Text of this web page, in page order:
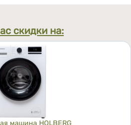
скидки на:
машина HOLBERG